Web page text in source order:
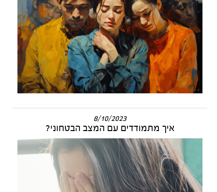
8/10/2023
איך מתמודדים עם המצב הבטחוני?